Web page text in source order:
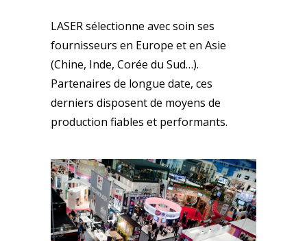
LASER sélectionne avec soin ses
fournisseurs en Europe et en Asie
(Chine, Inde, Corée du Sud…).
Partenaires de longue date, ces
derniers disposent de moyens de
production fiables et performants.